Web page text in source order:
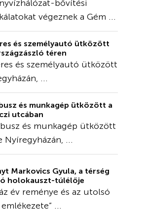
bővítési
végeznek a Gém ...
és személyautó ütközött
téren
és személyautó ütközött
...
és munkagép ütközött a
utcában
és munkagép ütközött
Nyíregyházán, ...
Markovics Gyula, a térség
holokauszt-túlélője
év reménye és az utolsó
...